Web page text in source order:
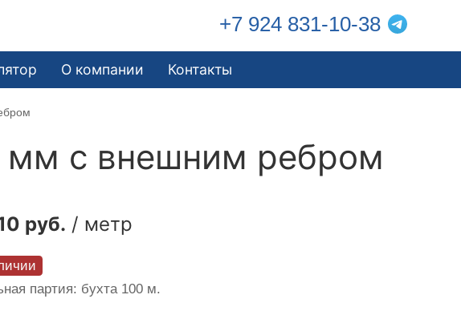
+7 924 831-10-38
О компании Контакты
мм с внешним ребром
руб. / метр
партия: бухта 100 м.